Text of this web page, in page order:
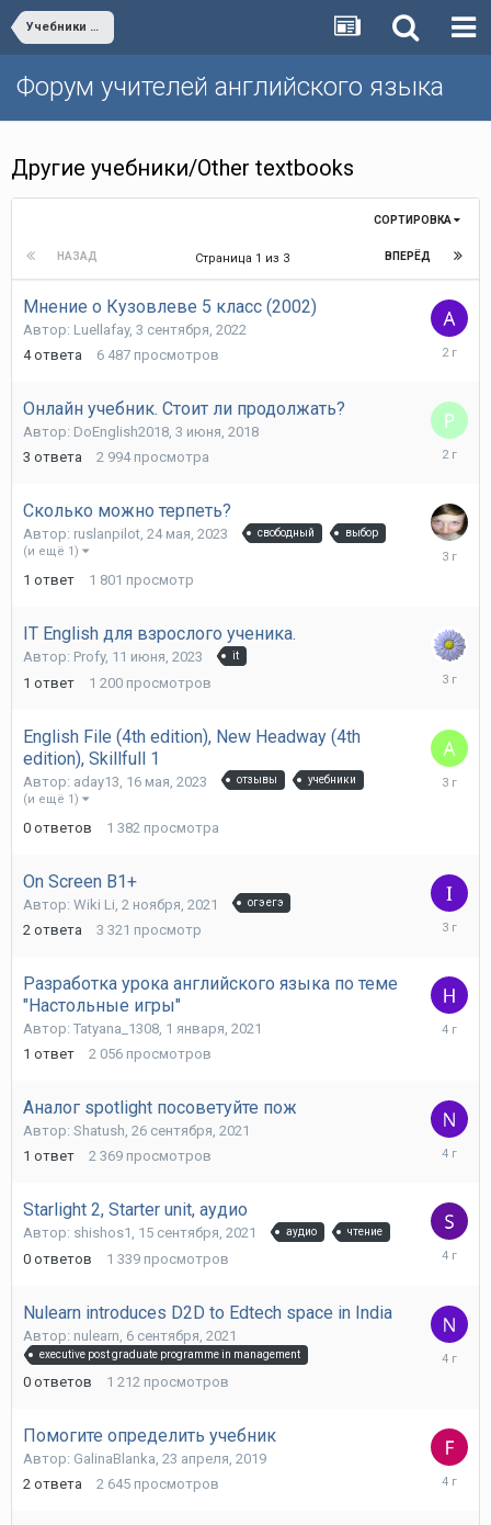
Учебники и учебные пособия/Textbooks
Форум учителей английского языка
Другие учебники/Other textbooks
СОРТИРОВКА
НАЗАД ВПЕРЁД
Страница 1 из 3
Мнение о Кузовлеве 5 класс (2002)
Автор: Luellafay, 3 сентября, 2022
4 ответа 6 487 просмотров
21
Онлайн учебник. Стоит ли продолжать?
Автор: DoEnglish2018, 3 июня, 2018
3 ответа 2 994 просмотра
21
Сколько можно терпеть?
Автор: ruslanpilot, 24 мая, 2023 свободный выбор
(и ещё 1)
1 ответ 1 801 просмотр
15
IT English для взрослого ученика.
Автор: Profy, 11 июня, 2023 it
1 ответ 1 200 просмотров
11
English File (4th edition), New Headway (4th
edition), Skillfull 1
Автор: aday13 16 мая, 2023 отзывы учебники
(и ещё 1)
0 ответов 1 382 просмотра
16
On Screen B1+
Автор: Wiki Li 2 ноября, 2021 огэ егэ
2 ответа 3 321 просмотр
11
Разработка урока английского языка по теме
"Настольные игры"
Автор: Tatyana_1308, 1 января, 2021
1 ответ 2 056 просмотров
19
Аналог spotlight посоветуйте пож
Автор: Shatush, 26 сентября, 2021
1 ответ 2 369 просмотров
27
Starlight 2, Starter unit, аудио
Автор: shishos1 , 15 сентября, 2021 аудио чтение
0 ответов 1 339 просмотров
15
Nulearn introduces D2D to Edtech space in India
Автор: nulearn 6 сентября, 2021
executive post graduate programme in management
0 ответов 1 212 просмотров
Помогите определить учебник
Автор: GalinaBlanka 23 апреля, 2019
2 ответа 2 645 просмотров
26